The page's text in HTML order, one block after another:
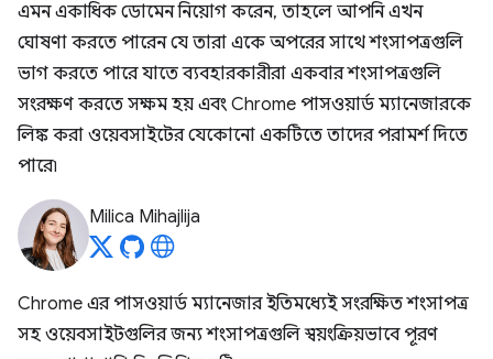
এমন একাধিক ডোমেন নিয়োগ করেন, তাহলে আপনি এখন
ঘোষণা করতে পারেন যে তারা একে অপরের সাথে শংসাপত্রগুলি
ভাগ করতে পারে যাতে ব্যবহারকারীরা একবার শংসাপত্রগুলি
সংরক্ষণ করতে সক্ষম হয় এবং Chrome পাসওয়ার্ড ম্যানেজারকে
লিঙ্ক করা ওয়েবসাইটের যেকোনো একটিতে তাদের পরামর্শ দিতে
পারে৷
Milica Mihajlija
Chrome এর পাসওয়ার্ড ম্যানেজার ইতিমধ্যেই সংরক্ষিত শংসাপত্র
সহ ওয়েবসাইটগুলির জন্য শংসাপত্রগুলি স্বয়ংক্রিয়ভাবে পূরণ